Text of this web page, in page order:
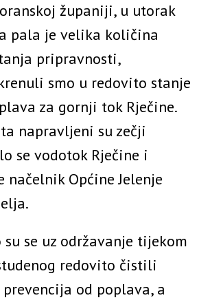
županiji, u utorak
pala je velika količina
pripravnosti,
smo u redovito stanje
za gornji tok Rječine.
napravljeni su zečji
se vodotok Rječine i
načelnik Općine Jelenje
su se uz održavanje tijekom
redovito čistili
od poplava, a